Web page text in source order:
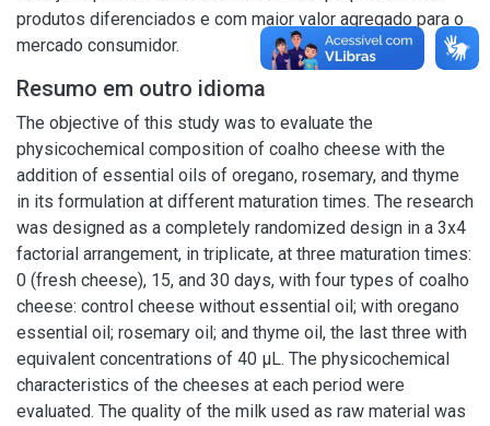
produtos diferenciados e com maior valor agregado para o
mercado consumidor.
Resumo em outro idioma
The objective of this study was to evaluate the
physicochemical composition of coalho cheese with the
addition of essential oils of oregano, rosemary, and thyme
in its formulation at different maturation times. The research
was designed as a completely randomized design in a 3x4
factorial arrangement, in triplicate, at three maturation times:
0 (fresh cheese), 15, and 30 days, with four types of coalho
cheese: control cheese without essential oil; with oregano
essential oil; rosemary oil; and thyme oil, the last three with
equivalent concentrations of 40 μL. The physicochemical
characteristics of the cheeses at each period were
evaluated. The quality of the milk used as raw material was